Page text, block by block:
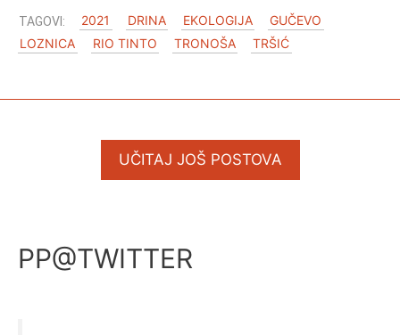
2021 DRINA EKOLOGIJA
GUČEVO
LOZNICA
RIO TINTO TRONOŠA TRŠIĆ
UČITAJ JOŠ POSTOVA
PP@TWITTER